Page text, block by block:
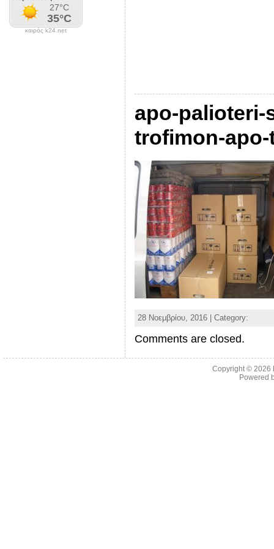
καιρός k24.net
apo-palioteri-
trofimon-
28 Νοεμβρίου, 2016 | Category:
Comments are closed.
Copyright © 2026
Powered